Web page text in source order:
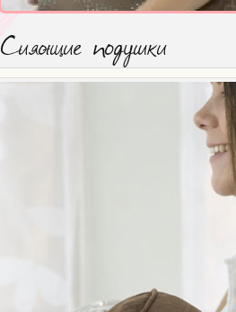
Сия­ю­щие подушки